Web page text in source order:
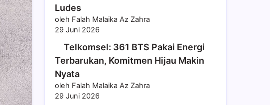
Ludes
oleh Falah Malaika Az Zahra
29 Juni 2026
Telkomsel: 361 BTS Pakai Energi
Terbarukan, Komitmen Hijau Makin
Nyata
oleh Falah Malaika Az Zahra
29 Juni 2026